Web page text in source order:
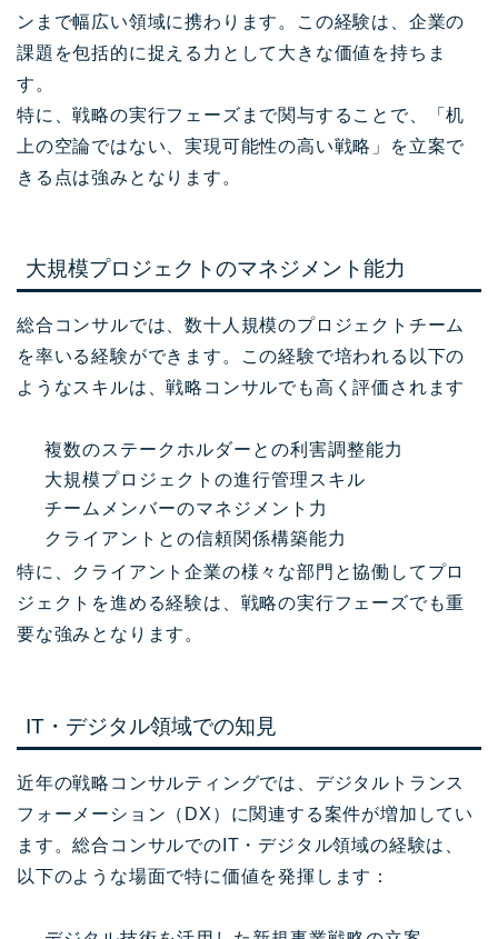
ンまで幅広い領域に携わります。この経験は、企業の
課題を包括的に捉える力として大きな価値を持ちま
す。
特に、戦略の実行フェーズまで関与することで、「机
上の空論ではない、実現可能性の高い戦略」を立案で
きる点は強みとなります。
大規模プロジェクトのマネジメント能力
総合コンサルでは、数十人規模のプロジェクトチーム
を率いる経験ができます。この経験で培われる以下の
ようなスキルは、戦略コンサルでも高く評価されます
複数のステークホルダーとの利害調整能力
大規模プロジェクトの進行管理スキル
チームメンバーのマネジメント力
クライアントとの信頼関係構築能力
特に、クライアント企業の様々な部門と協働してプロ
ジェクトを進める経験は、戦略の実行フェーズでも重
要な強みとなります。
IT・デジタル領域での知見
近年の戦略コンサルティングでは、デジタルトランス
フォーメーション（DX）に関連する案件が増加してい
ます。総合コンサルでのIT・デジタル領域の経験は、
以下のような場面で特に価値を発揮します：